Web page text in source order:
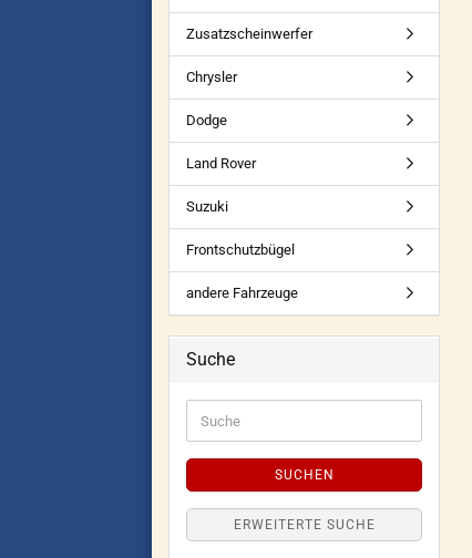
Zusatzscheinwerfer
Chrysler
Dodge
Land Rover
Suzuki
Frontschutzbügel
andere Fahrzeuge
Suche
SUCHEN
ERWEITERTE SUCHE